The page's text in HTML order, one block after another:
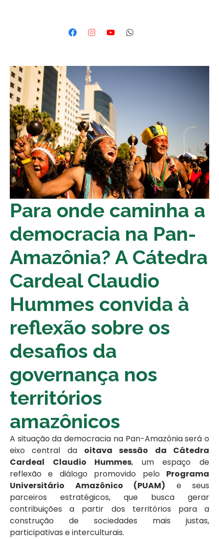
Para onde caminha a
democracia na Pan-
Amazônia? A Cátedra
Cardeal Claudio
Hummes convida à
reflexão sobre os
desafios da
governança nos
territórios
amazônicos
A situação da democracia na Pan-Amazônia será o
eixo central da oitava sessão da Cátedra
Cardeal Claudio Hummes, um espaço de
reflexão e diálogo promovido pelo Programa
Universitário Amazônico (PUAM) e seus
parceiros estratégicos, que busca gerar
contribuições a partir dos territórios para a
construção de sociedades mais justas,
participativas e interculturais.